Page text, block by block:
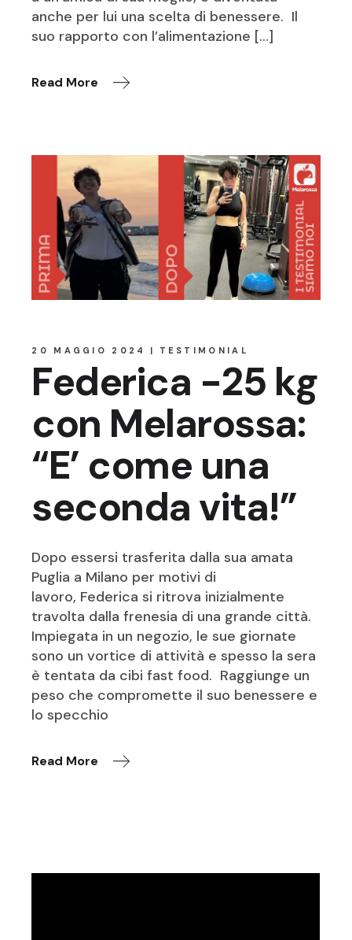
anche per lui una scelta di benessere. Il
suo rapporto con l’alimentazione […]
Read More
20 MAGGIO 2024 TESTIMONIAL
Federica -25 kg
con Melarossa:
“E’ come una
seconda vita!”
Dopo essersi trasferita dalla sua amata
Puglia a Milano per motivi di
lavoro, Federica si ritrova inizialmente
travolta dalla frenesia di una grande città.
Impiegata in un negozio, le sue giornate
sono un vortice di attività e spesso la sera
è tentata da cibi fast food. Raggiunge un
peso che compromette il suo benessere e
lo specchio
Read More